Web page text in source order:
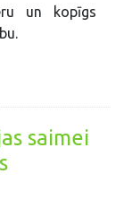
un kopīgs
saimei